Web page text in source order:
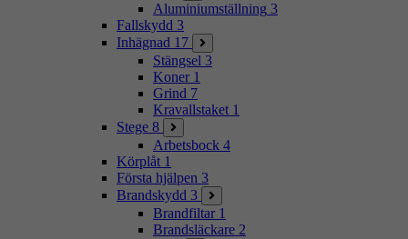
Aluminiumställning 3
Fallskydd 3
Inhägnad 17
Stängsel 3
Koner 1
Grind 7
Kravallstaket 1
Stege 8
Arbetsbock 4
Körplåt 1
Första hjälpen 3
Brandskydd 3
Brandfiltar 1
Brandsläckare 2